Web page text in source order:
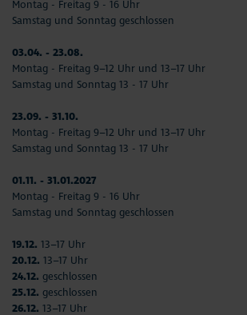
Montag - Freitag 9 - 16 Uhr
Samstag und Sonntag geschlossen
03.04. - 23.08.
Montag - Freitag 9–12 Uhr und 13–17 Uhr
Samstag und Sonntag 13 - 17 Uhr
23.09. - 31.10.
Montag - Freitag 9–12 Uhr und 13–17 Uhr
Samstag und Sonntag 13 - 17 Uhr
01.11. - 31.01.2027
Montag - Freitag 9 - 16 Uhr
Samstag und Sonntag geschlossen
19.12. 13–17 Uhr
20.12. 13–17 Uhr
24.12. geschlossen
25.12. geschlossen
26.12. 13–17 Uhr